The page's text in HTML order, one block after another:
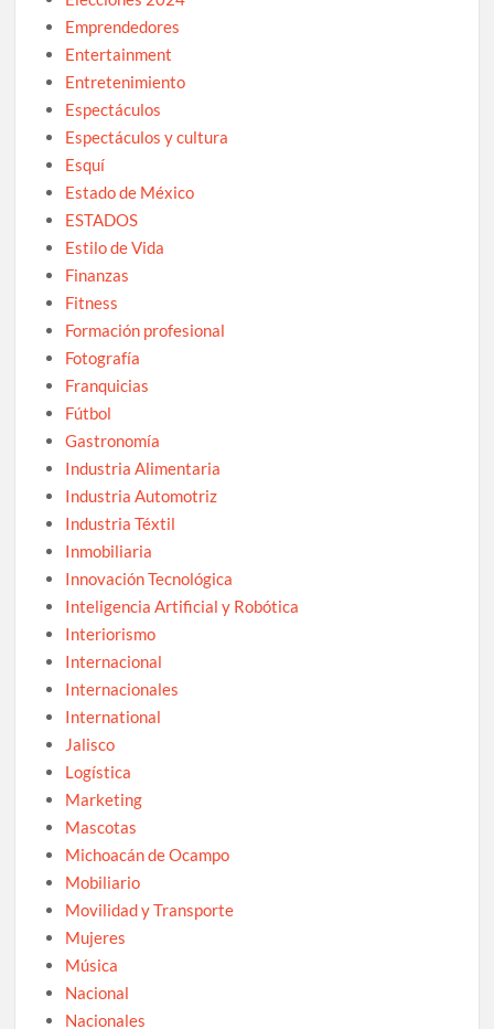
Emprendedores
Entertainment
Entretenimiento
Espectáculos
Espectáculos y cultura
Esquí
Estado de México
ESTADOS
Estilo de Vida
Finanzas
Fitness
Formación profesional
Fotografía
Franquicias
Fútbol
Gastronomía
Industria Alimentaria
Industria Automotriz
Industria Téxtil
Inmobiliaria
Innovación Tecnológica
Inteligencia Artificial y Robótica
Interiorismo
Internacional
Internacionales
International
Jalisco
Logística
Marketing
Mascotas
Michoacán de Ocampo
Mobiliario
Movilidad y Transporte
Mujeres
Música
Nacional
Nacionales